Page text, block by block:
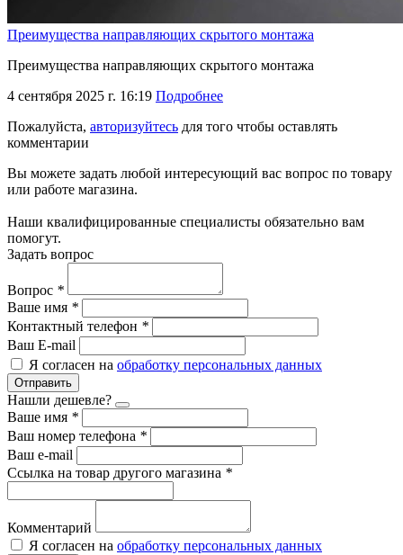
Преимущества направляющих скрытого монтажа
Преимущества направляющих скрытого монтажа
4 сентября 2025 г. 16:19 Подробнее
Пожалуйста, авторизуйтесь для того чтобы оставлять
комментарии
Вы можете задать любой интересующий вас вопрос по товару
или работе магазина.
Наши квалифицированные специалисты обязательно вам
помогут.
Задать вопрос
Вопрос *
Ваше имя *
Контактный телефон *
Ваш E-mail
Я согласен на обработку персональных данных
Отправить
Нашли дешевле?
Ваше имя *
Ваш номер телефона *
Ваш e-mail
Ссылка на товар другого магазина *
Комментарий
Я согласен на обработку персональных данных